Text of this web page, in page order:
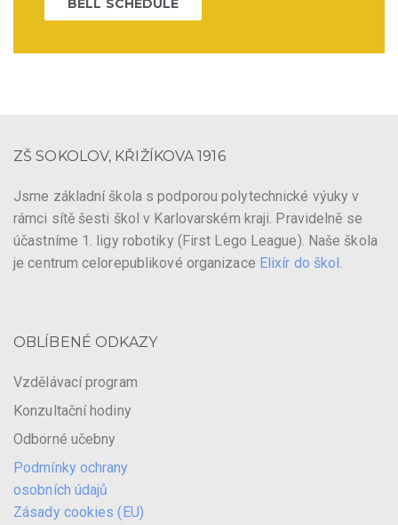
BELL SCHEDULE
ZŠ SOKOLOV, KŘIŽÍKOVA 1916
Jsme základní škola s podporou polytechnické výuky v
rámci sítě šesti škol v Karlovarském kraji. Pravidelně se
účastníme 1. ligy robotiky (First Lego League). Naše škola
je centrum celorepublikové organizace Elixír do škol .
OBLÍBENÉ ODKAZY
Vzdělávací program
Konzultační hodiny
Odborné učebny
Podmínky ochrany
osobních údajů
Zásady cookies (EU)